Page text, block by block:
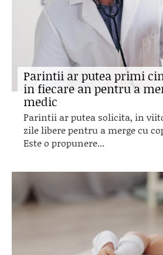
Parintii ar putea primi
in fiecare an pentru a
medic
Parintii ar putea solicita, in
zile libere pentru a merge cu
Este o propunere...